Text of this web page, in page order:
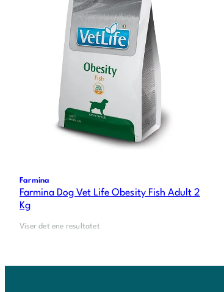
Farmina
Farmina Dog Vet Life Obesity Fish Adult 2
Kg
Viser det ene resultatet